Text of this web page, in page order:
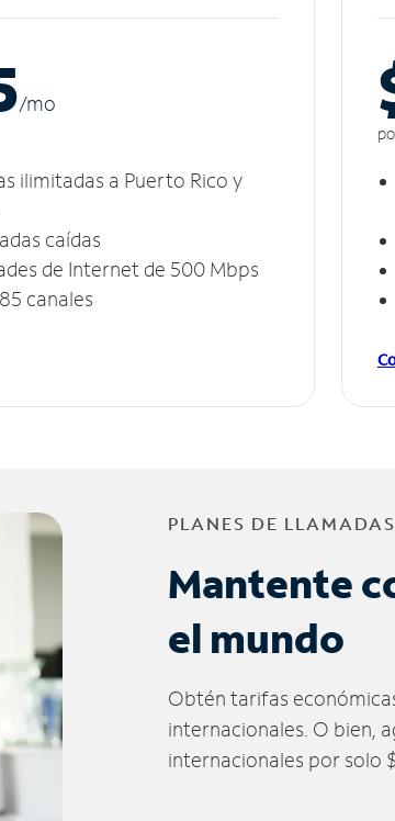
/mo
ilimitadas a Puerto Rico y
caídas
de Internet de 500 Mbps
canales
PLANES DE
Mantente
el mundo
Obtén tarifas
internacionales. O bien,
internacionales por solo